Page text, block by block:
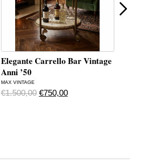
Elegante Carrello Bar Vintage
Anni ’50
MAX VINTAGE
€1.500,00 Original price was: €1.500,00.
€750,00Current price is: €750,00.